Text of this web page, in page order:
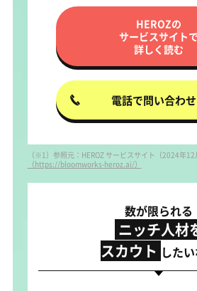
HEROZの
サービスサイトで
詳しく読む
電話で問い合わ
（※1）参照元：HEROZ サービスサイト（2024年12
（https://bloomworks-heroz.ai/）
数が限られる
ニッチ人材
スカウト した